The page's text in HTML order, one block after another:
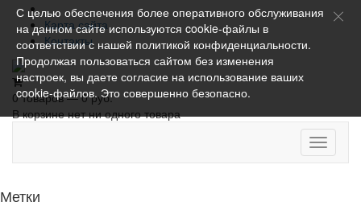
Карта сайта
Контакты
0 товаров — 0 руб.
В корзине нет ни одного товара
Toggle
Метки
С целью обеспечения более оперативного обслуживания
на данном сайте используются cookie-файлы в
соответствии с нашей политикой конфиденциальности.
Продолжая пользоваться сайтом без изменения
настроек, вы даете согласие на использование ваших
cookie-файлов. Это совершенно безопасно.